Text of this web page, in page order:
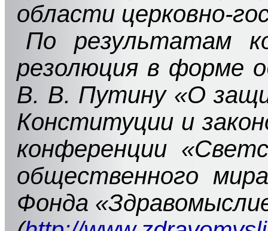
области церковно-
По результатам
резолюция в форме
В. В. Путину «О
Конституции и
конференции
общественного
Фонда